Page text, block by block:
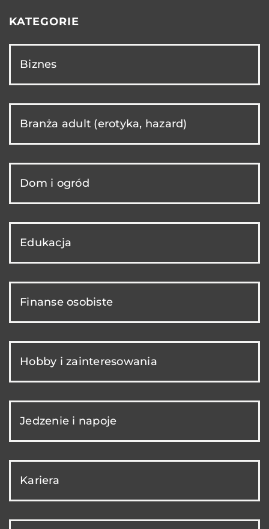
KATEGORIE
Biznes
Branża adult (erotyka, hazard)
Dom i ogród
Edukacja
Finanse osobiste
Hobby i zainteresowania
Jedzenie i napoje
Kariera